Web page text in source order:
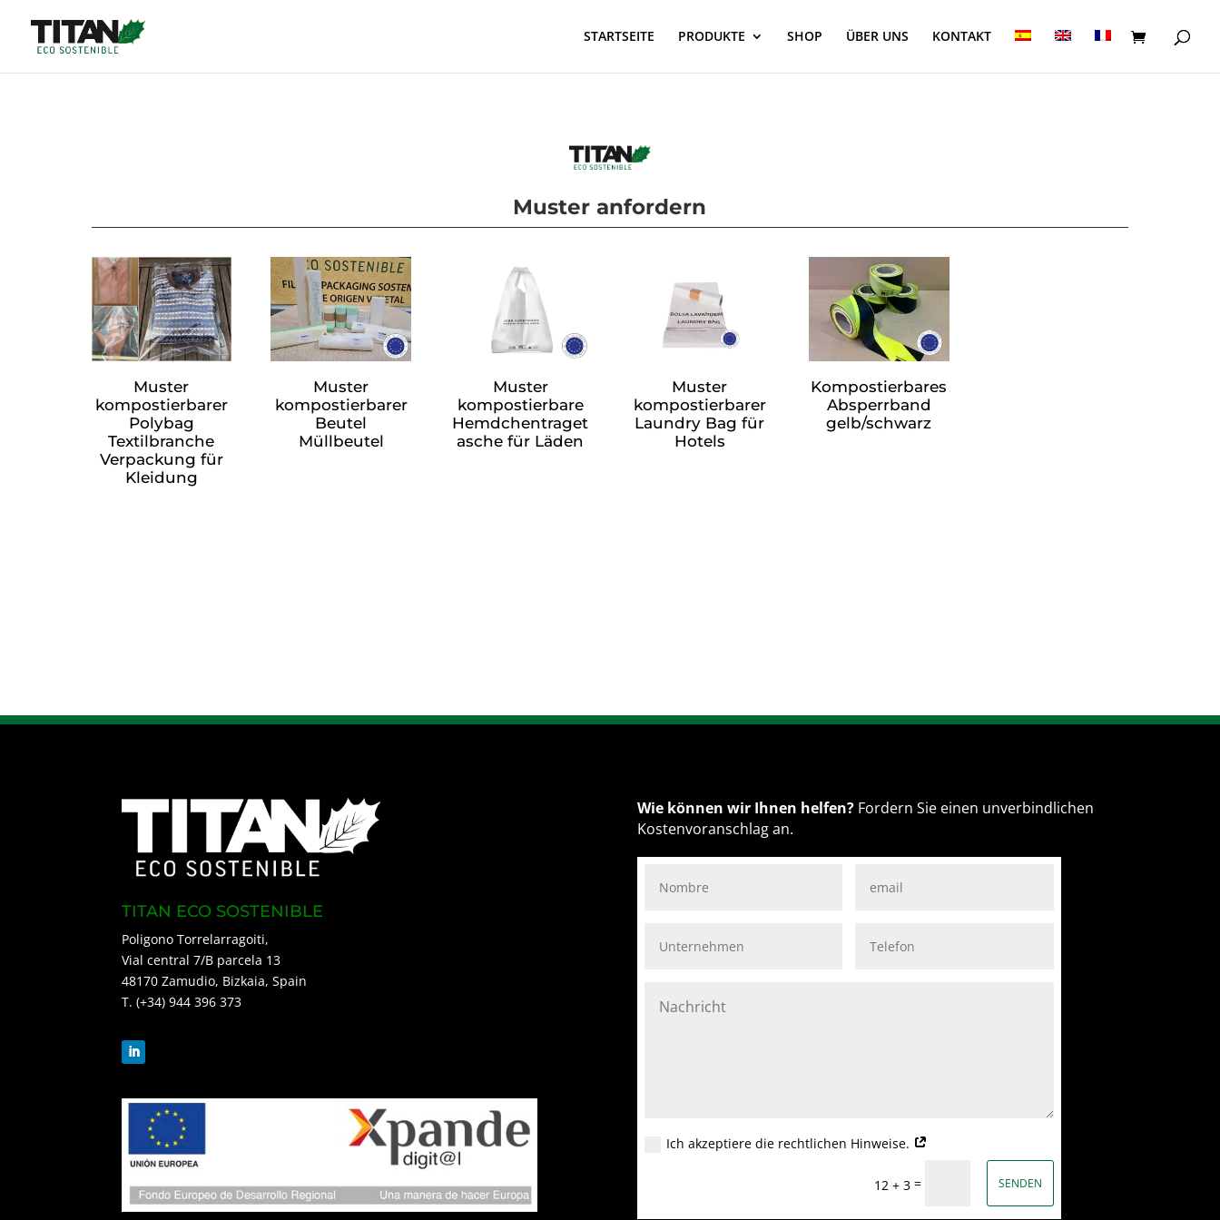
STARTSEITE PRODUKTE SHOP ÜBER UNS KONTAKT
Muster anfordern
Muster
kompostierbarer
Polybag
Textilbranche
Verpackung für
Kleidung
Muster
kompostierbarer
Beutel
Müllbeutel
Muster
kompostierbare
Hemdchentraget
asche für Läden
Muster
kompostierbarer
Laundry Bag für
Hotels
Kompostierbares
Absperrband
gelb/schwarz
TITAN ECO SOSTENIBLE
Poligono Torrelarragoiti,
Vial central 7/B parcela 13
48170 Zamudio, Bizkaia, Spain
T. (+34) 944 396 373
Wie können wir Ihnen helfen? Fordern Sie einen unverbindlichen
Kostenvoranschlag an.
Ich akzeptiere die rechtlichen Hinweise.
12 + 3= SENDEN